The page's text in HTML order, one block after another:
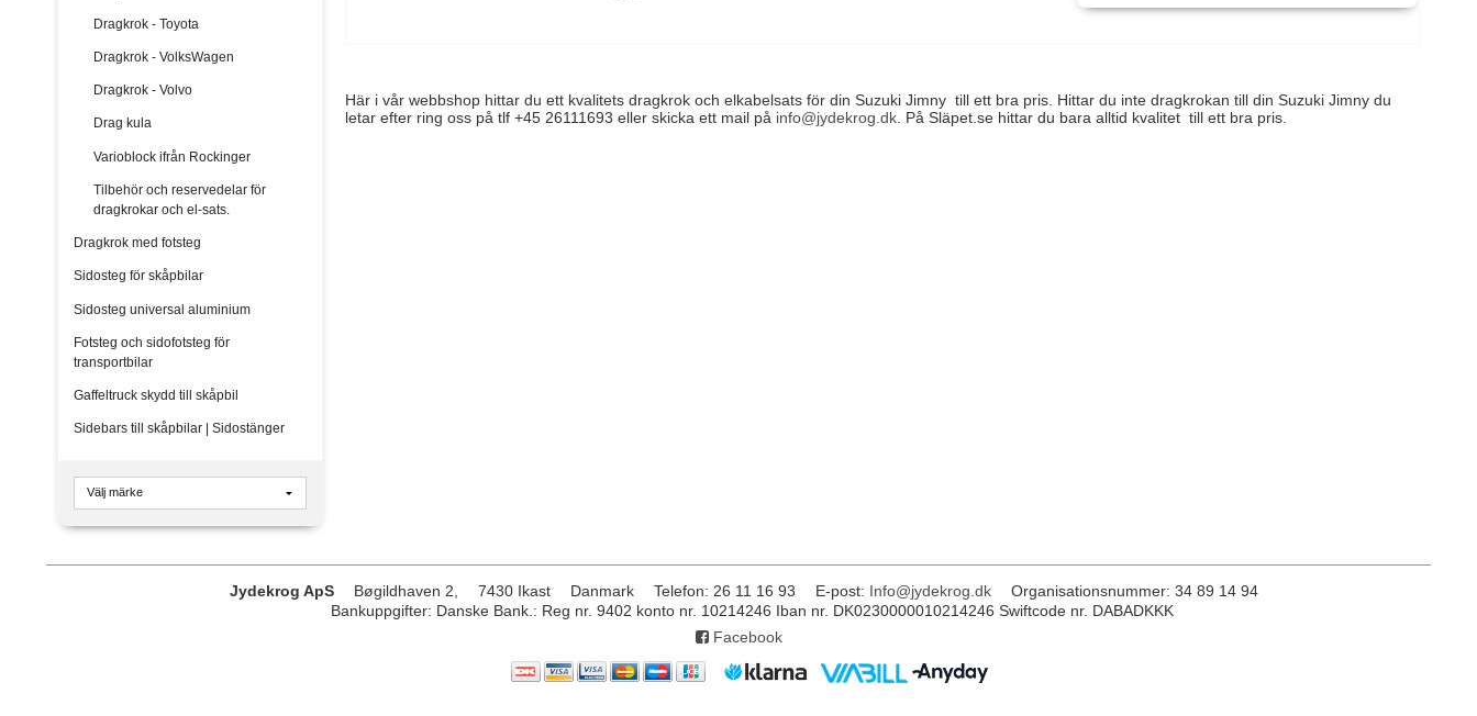
Dragkrok - Toyota
Dragkrok - VolksWagen
Dragkrok - Volvo
Drag kula
Varioblock ifrån Rockinger
Tilbehör och reservedelar för
dragkrokar och el-sats.
Dragkrok med fotsteg
Sidosteg för skåpbilar
Sidosteg universal aluminium
Fotsteg och sidofotsteg för
transportbilar
Gaffeltruck skydd till skåpbil
Sidebars till skåpbilar | Sidostänger
Här i vår webbshop hittar du ett kvalitets dragkrok och elkabelsats för din Suzuki Jimny till ett bra pris. Hittar du inte dragkrokan till din Suzuki Jimny du
letar efter ring oss på tlf +45 26111693 eller skicka ett mail på info@jydekrog.dk. På Släpet.se hittar du bara alltid kvalitet till ett bra pris.
Jydekrog ApS Bøgildhaven 2, 7430 Ikast Danmark Telefon: 26 11 16 93 E-post: Info@jydekrog.dk Organisationsnummer: 34 89 14 94
Bankuppgifter: Danske Bank.: Reg nr. 9402 konto nr. 10214246 Iban nr. DK0230000010214246 Swiftcode nr. DABADKKK
Facebook